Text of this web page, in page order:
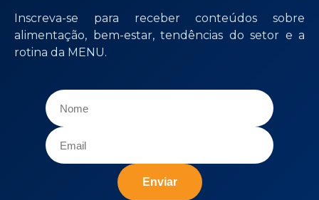
Inscreva-se para receber conteúdos sobre
alimentação, bem-estar, tendências do setor e a
rotina da MENU.
Enviar